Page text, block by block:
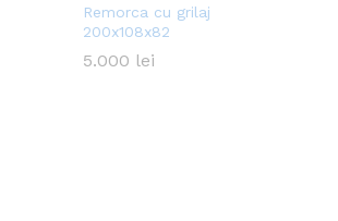
Remorca cu grilaj
200x108x82
5.000 lei
5.000 lei